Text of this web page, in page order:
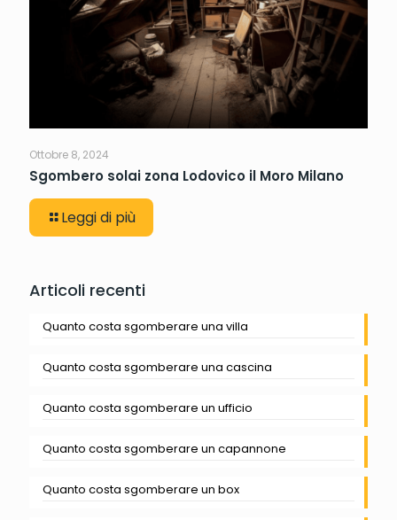
Ottobre 8, 2024
Sgombero solai zona Lodovico il Moro Milano
Leggi di più
Articoli recenti
Quanto costa sgomberare una villa
Quanto costa sgomberare una cascina
Quanto costa sgomberare un ufficio
Quanto costa sgomberare un capannone
Quanto costa sgomberare un box